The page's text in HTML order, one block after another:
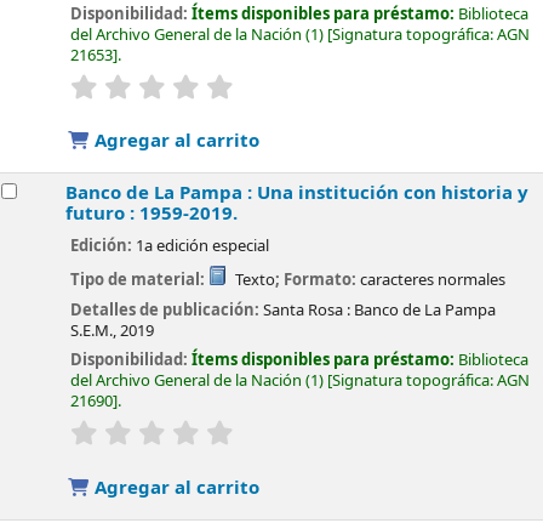
Disponibilidad:Ítems disponibles para préstamo: Biblioteca
del Archivo General de la Nación (1) Signatura topográfica:AGN
21653 .
valoración
Agregar al carrito
Banco de La Pampa : Una institución con historia y
futuro : 1959-2019.
Edición: 1a edición especial
Tipo de material:
Texto; Formato: caracteres normales
Detalles de publicación:Santa Rosa : Banco de La Pampa
S.E.M.,2019
Disponibilidad:Ítems disponibles para préstamo: Biblioteca
del Archivo General de la Nación (1) Signatura topográfica:AGN
21690 .
valoración
Agregar al carrito